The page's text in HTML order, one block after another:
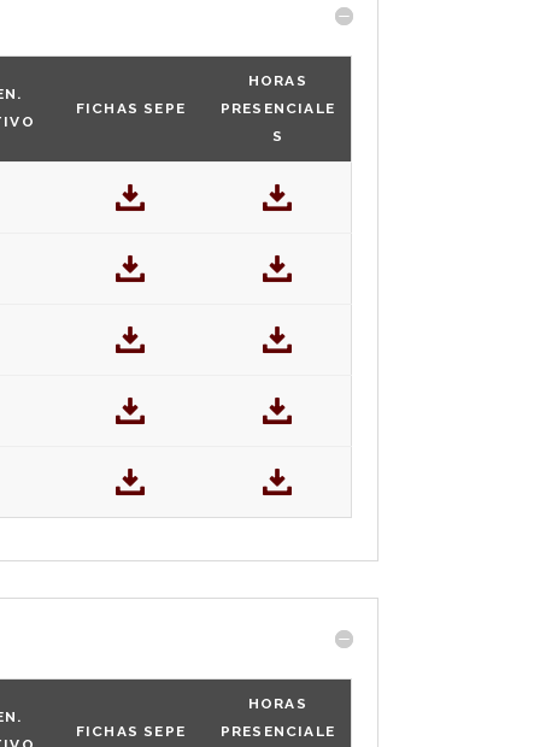
FICHAS SEPE
HORAS
PRESENCIALE
S
FICHAS SEPE
HORAS
PRESENCIALE